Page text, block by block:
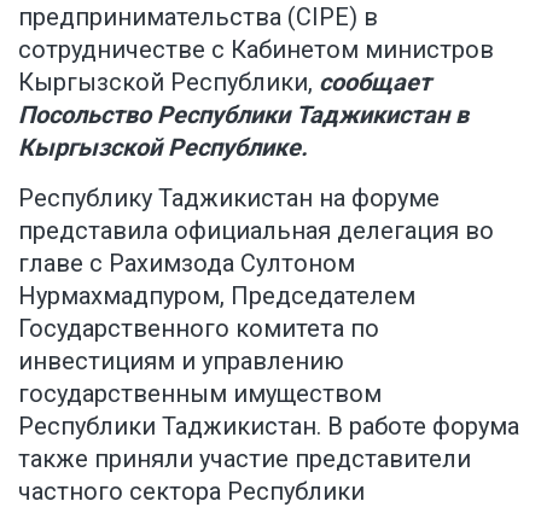
предпринимательства (CIPE) в
сотрудничестве с Кабинетом министров
Кыргызской Республики, сообщает
Посольство Республики Таджикистан в
Кыргызской Республике.
Республику Таджикистан на форуме
представила официальная делегация во
главе с Рахимзода Султоном
Нурмахмадпуром, Председателем
Государственного комитета по
инвестициям и управлению
государственным имуществом
Республики Таджикистан. В работе форума
также приняли участие представители
частного сектора Республики